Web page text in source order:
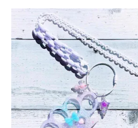
ーム